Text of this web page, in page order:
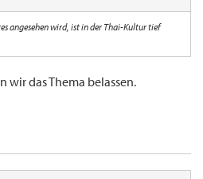
angesehen wird, ist in der Thai-Kultur tief
wir das Thema belassen.